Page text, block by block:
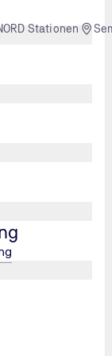
Stationen